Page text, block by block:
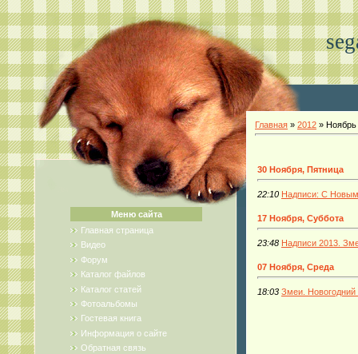
Меню сайта
Главная страница
Видео
Форум
Каталог файлов
Каталог статей
Фотоальбомы
Гостевая книга
Информация о сайте
Обратная связь
Главная » 2012 » Ноябрь
30 Ноября, Пятница
22:10 Надписи: С
17 Ноября, Суббота
23:48 Надписи 2013.
07 Ноября, Среда
18:03 Змеи. Новогодний